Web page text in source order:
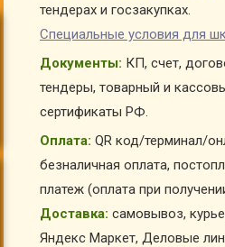
тендерах и госзакупках.
Специальные условия для
Документы: КП, счет,
тендеры, товарный и
сертификаты РФ.
Оплата: QR код/терминал/
безналичная оплата,
платеж (оплата при
Доставка: самовывоз,
Яндекс Маркет, Деловые